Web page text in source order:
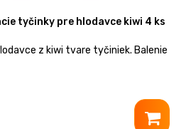
tyčinky pre hlodavce kiwi 4 ks
z kiwi tvare tyčiniek. Balenie